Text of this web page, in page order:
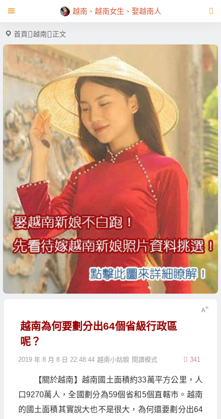
越南、越南女生、娶越南人
首頁 越南 正文
越南為何要劃分出64個省級行政區
呢？
2019 年 8 月 8 日 22:48:44 越南小姑娘 341
閱讀模式
【關於越南】越南國土面積約33萬平方公里，人
口9270萬人，全國劃分為59個省和5個直轄市。越南
的國土面積其實說大也不是很大，為何還要劃分出64